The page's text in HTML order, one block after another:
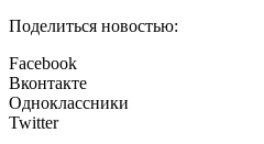
Поделиться новостью:
Facebook
Вконтакте
Одноклассники
Twitter